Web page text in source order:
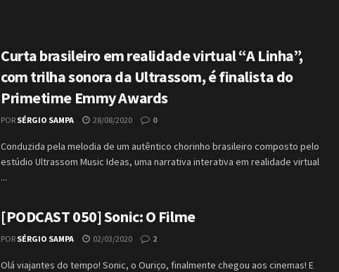
Curta brasileiro em realidade virtual “A Linha”,
com trilha sonora da Ultrassom, é finalista do
Primetime Emmy Awards
POR SÉRGIO SAMPA 28/08/2020 0
Conduzida pela melodia de um autêntico chorinho brasileiro composto pelo
estúdio Ultrassom Music Ideas, uma narrativa interativa em realidade virtual
...
[PODCAST 050] Sonic: O Filme
POR SÉRGIO SAMPA 02/03/2020 2
Olá viajantes do tempo! Sonic, o Ouriço, finalmente chegou aos cinemas! E